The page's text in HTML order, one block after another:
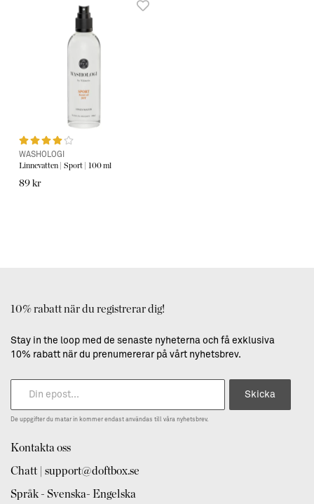
WASHOLOGI
Linnevatten | Sport | 100 ml
89 kr
10% rabatt när du registrerar dig!
Stay in the loop med de senaste nyheterna och få exklusiva
10% rabatt när du prenumererar på vårt nyhetsbrev.
Skicka
De uppgifter du matar in kommer endast användas till våra nyhetsbrev.
Kontakta oss
Chatt | support@doftbox.se
Språk - Svenska- Engelska